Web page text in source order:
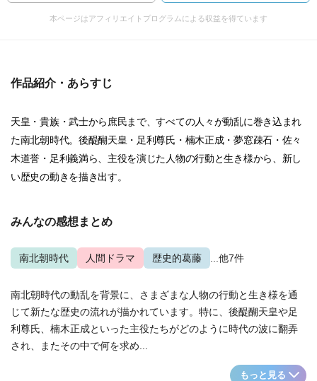
本ページはアフィリエイトプログラムによる収益を得ています
作品紹介・あらすじ
天皇・貴族・武士から庶民まで、すべての人々が動乱に巻き込まれ
た南北朝時代。後醍醐天皇・足利尊氏・楠木正成・夢窓疎石・佐々
木道誉・足利義満ら、主役を演じた人物の行動と生き様から、新し
い歴史の動きを描き出す。
みんなの感想まとめ
南北朝時代 人間ドラマ 歴史的葛藤 ...他7件
南北朝時代の動乱を背景に、さまざまな人物の行動と生き様を通
じて新たな歴史の流れが描かれています。特に、後醍醐天皇や足
利尊氏、楠木正成といった主役たちがどのように時代の波に翻弄
され、またその中で何を求め...
もっと見る